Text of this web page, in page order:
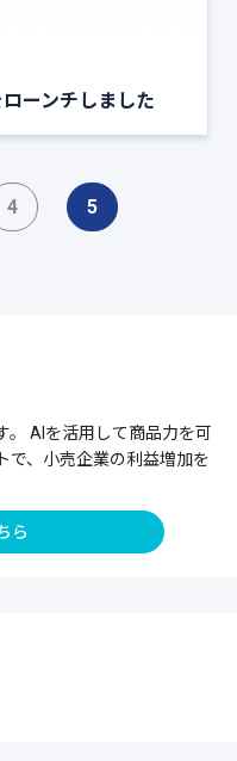
ーンチしました
4 5
。 AIを活用して商品力を可
で、小売企業の利益増加を
ら